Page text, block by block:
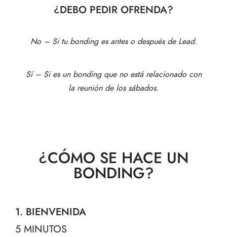
¿DEBO PEDIR OFRENDA?
No – Si tu bonding es antes o después de Lead.
Sí – Si es un bonding que no está relacionado con
la reunión de los sábados.
¿CÓMO SE HACE UN
BONDING?
1. BIENVENIDA
5 MINUTOS